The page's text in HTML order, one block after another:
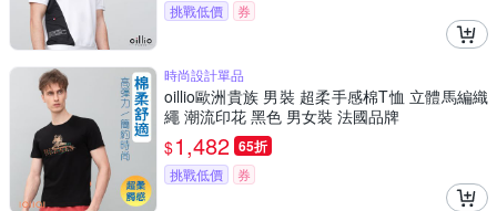
挑戰低價 券
時尚設計單品
oillio歐洲貴族 男裝 超柔手感棉T恤 立體馬編織
繩 潮流印花 黑色 男女裝 法國品牌
$1,482 65折
挑戰低價 券